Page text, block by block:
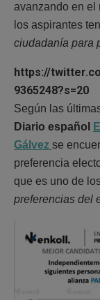
avanzando en el
los aspirantes
ciudadanía para
https://
9365248?s=20
Según las
Diario español
Gálvez se
preferencia
que es uno de
preferencias del